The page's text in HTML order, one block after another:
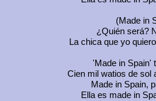
(Made in
¿Quién será?
La chica que yo
'Made in Spain'
Cien mil watios de sol
Made in Spain,
Ella es made in